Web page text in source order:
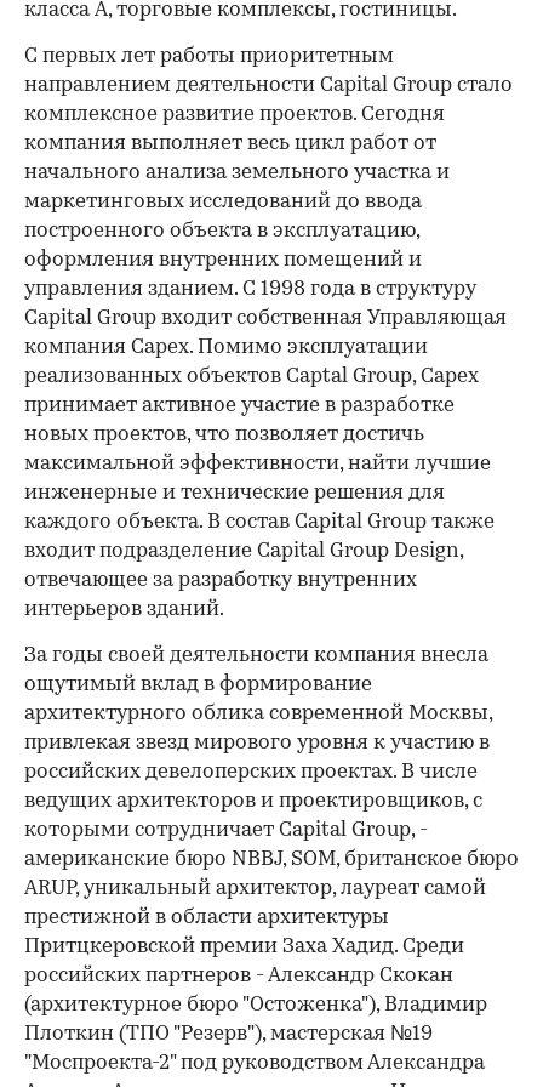
класса A, торговые комплексы, гостиницы.
С первых лет работы приоритетным
направлением деятельности Capital Group стало
комплексное развитие проектов. Сегодня
компания выполняет весь цикл работ от
начального анализа земельного участка и
маркетинговых исследований до ввода
построенного объекта в эксплуатацию,
оформления внутренних помещений и
управления зданием. C 1998 года в структуру
Capital Group входит собственная Управляющая
компания Capex. Помимо эксплуатации
реализованных объектов Captal Group, Capex
принимает активное участие в разработке
новых проектов, что позволяет достичь
максимальной эффективности, найти лучшие
инженерные и технические решения для
каждого объекта. В состав Capital Group также
входит подразделение Capital Group Design,
отвечающее за разработку внутренних
интерьеров зданий.
За годы своей деятельности компания внесла
ощутимый вклад в формирование
архитектурного облика современной Москвы,
привлекая звезд мирового уровня к участию в
российских девелоперских проектах. В числе
ведущих архитекторов и проектировщиков, с
которыми сотрудничает Capital Group, -
американские бюро NBBJ, SOM, британское бюро
ARUP, уникальный архитектор, лауреат самой
престижной в области архитектуры
Притцкеровской премии Заха Хадид. Среди
российских партнеров - Александр Скокан
(архитектурное бюро "Остоженка"), Владимир
Плоткин (ТПО "Резерв"), мастерская №19
"Моспроекта-2" под руководством Александра